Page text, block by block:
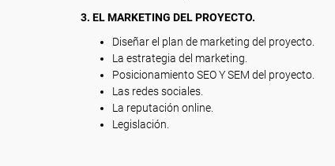
3. EL MARKETING DEL PROYECTO.
Diseñar el plan de marketing del proyecto.
La estrategia del marketing.
Posicionamiento SEO Y SEM del proyecto.
Las redes sociales.
La reputación online.
Legislación.